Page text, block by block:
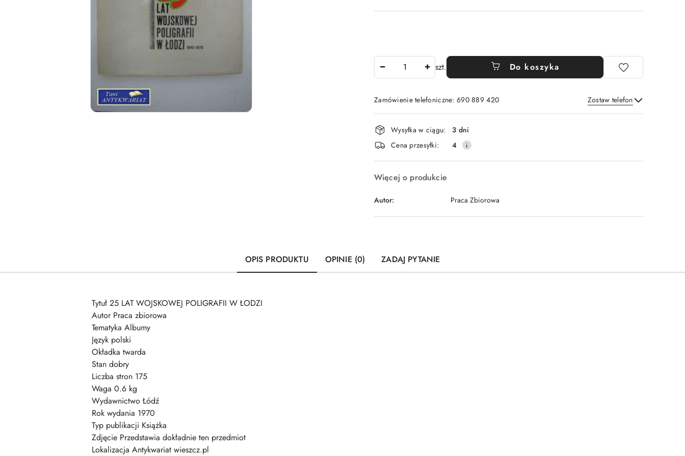
szt. Do koszyka
Zamówienie telefoniczne: 690 889 420 Zostaw telefon
Wyślij
Dostępność
i
dostawa
Wysyłka w ciągu:
3 dni
Cena przesyłki:
4
Więcej o produkcie
Autor: Praca Zbiorowa
OPIS PRODUKTU OPINIE (0) ZADAJ PYTANIE
Tytuł 25 LAT WOJSKOWEJ POLIGRAFII W ŁODZI
Autor Praca zbiorowa
Tematyka Albumy
Język polski
Okładka twarda
Stan dobry
Liczba stron 175
Waga 0.6 kg
Wydawnictwo Łódź
Rok wydania 1970
Typ publikacji Książka
Zdjęcie Przedstawia dokładnie ten przedmiot
Lokalizacja Antykwariat wieszcz.pl